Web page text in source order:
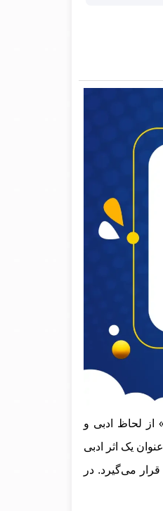
از لحاظ ادبی و
یک اثر ادبی
می‌گیرد. در